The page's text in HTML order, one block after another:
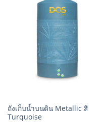
ถังเก็บน้ำบนดิน Metallic สี
Turquoise